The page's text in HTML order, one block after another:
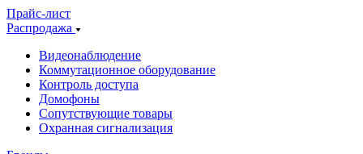
Прайс-лист
Распродажа
Видеонаблюдение
Коммутационное оборудование
Контроль доступа
Домофоны
Сопутствующие товары
Охранная сигнализация